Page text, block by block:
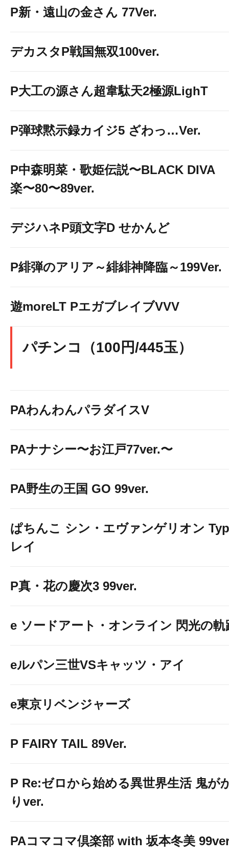
P新・遠山の金さん 77Ver.
デカスタP戦国無双100ver.
P大工の源さん超韋駄天2極源LighT
P弾球黙示録カイジ5 ざわっ…Ver.
P中森明菜・歌姫伝説〜BLACK DIVA
楽〜80〜89ver.
デジハネP頭文字D せかんど
P緋弾のアリア～緋緋神降臨～199Ver.
遊moreLT PエガブレイブVVV
パチンコ（100円/445玉）
PAわんわんパラダイスV
PAナナシー〜お江戸77ver.〜
PA野生の王国 GO 99ver.
ぱちんこ シン・エヴァンゲリオン
レイ
P真・花の慶次3 99ver.
e ソードアート・オンライン 閃光の軌
eルパン三世VSキャッツ・アイ
e東京リベンジャーズ
P FAIRY TAIL 89Ver.
P Re:ゼロから始める異世界生活 鬼が
りver.
PAコマコマ倶楽部 with 坂本冬美